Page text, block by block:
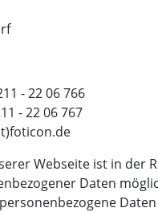
- 22 06 766
- 22 06 767
Webseite ist in der
Daten
Daten